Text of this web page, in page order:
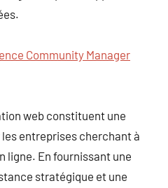
Community Manager
web constituent une
entreprises cherchant à
ligne. En fournissant une
stratégique et une